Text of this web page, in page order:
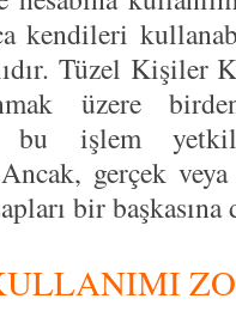
kendileri
Tüzel Kişiler
üzere
bu işlem
gerçek
bir